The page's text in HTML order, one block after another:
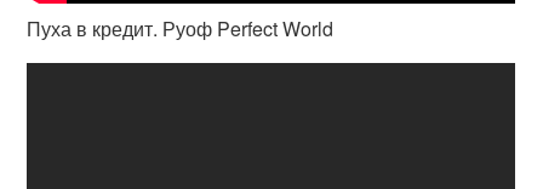
Пуха в кредит. Руоф Perfect World